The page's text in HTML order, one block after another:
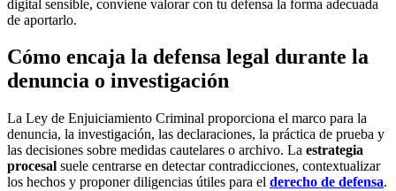
digital sensible, conviene valorar con tu defensa la forma adecuada
de aportarlo.
Cómo encaja la defensa legal durante la
denuncia o investigación
La Ley de Enjuiciamiento Criminal proporciona el marco para la
denuncia, la investigación, las declaraciones, la práctica de prueba y
las decisiones sobre medidas cautelares o archivo. La estrategia
procesal suele centrarse en detectar contradicciones, contextualizar
los hechos y proponer diligencias útiles para el derecho de defensa.